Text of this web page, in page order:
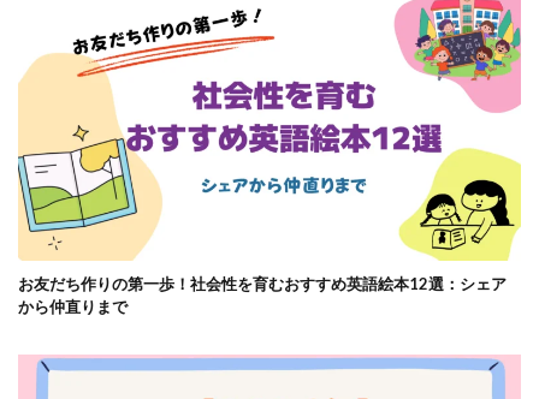
お友だち作りの第一歩！社会性を育むおすすめ英語絵本12選：シェア
から仲直りまで